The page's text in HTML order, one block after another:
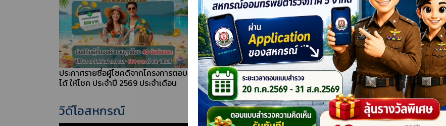
ประกาศรายชื่อผู้โชคดีจากโครงการตอบ
ได้ ให้โชค ประจำปี 2569 ประจำเดือน
กรกฎาคม 2569
ภาพบรรยากาศโครงการอบรมสร้าง
อาชีพเสริม เพิ่มคุณภาพชีวิตให้กับ
สมาชิกสหกรณ์ ประจำปี 2569
หลักสูตร “การประดิษฐ์ดอกไม้ไหว”
ประกาศรายชื่อผู้โชคดีจากโค
ได้ ให้โชค ประจำปี 2569 ประ
พฤษภาคม 2569